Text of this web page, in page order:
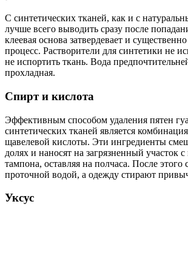
С синтетических тканей, как и с
лучше всего выводить сразу после
клеевая основа затвердевает и
процесс. Растворители для синтетики не
не испортить ткань. Вода
прохладная.
Спирт и кислота
Эффективным способом удаления пятен
синтетических тканей является
щавелевой кислоты. Эти ингредиенты
долях и наносят на загрязненный участок
тампона, оставляя на полчаса. После
проточной водой, а одежду стирают
Уксус